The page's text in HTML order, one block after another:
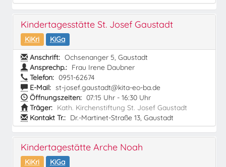
Kindertagesstätte St. Josef Gaustadt
KiKri
KiGa
Anschrift: Ochsenanger 5, Gaustadt
Ansprechp.: Frau Irene Daubner
Telefon: 0951-62674
E-Mail: st-josef.gaustadt@kita-eo-ba.de
Öffnungszeiten: 07:15 Uhr - 16:30 Uhr
Träger: Kath. Kirchenstiftung St. Josef Gaustadt
Kontakt Tr.: Dr.-Martinet-Straße 13, Gaustadt
Kindertagestätte Arche Noah
KiKri
KiGa